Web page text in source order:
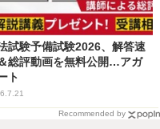
試験予備試験2026、解答速
総評動画を無料公開…アガ
ト
Recommended by